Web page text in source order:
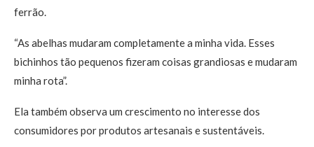
ferrão.
“As abelhas mudaram completamente a minha vida. Esses
bichinhos tão pequenos fizeram coisas grandiosas e mudaram
minha rota”.
Ela também observa um crescimento no interesse dos
consumidores por produtos artesanais e sustentáveis.